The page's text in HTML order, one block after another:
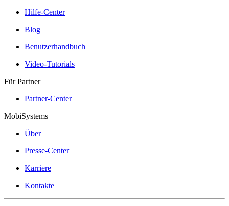
Hilfe-Center
Blog
Benutzerhandbuch
Video-Tutorials
Für Partner
Partner-Center
MobiSystems
Über
Presse-Center
Karriere
Kontakte